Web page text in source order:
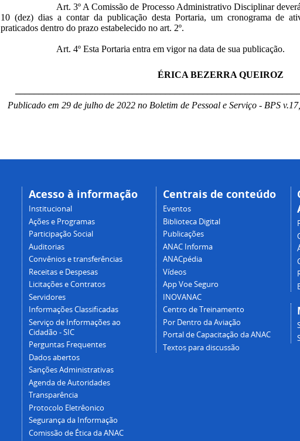
Art. 3º A Comissão de Processo Administrativo Disciplinar
10 (dez) dias a contar da publicação desta Portaria, um cronograma de
praticados dentro do prazo estabelecido no art. 2º.
Art. 4º Esta Portaria entra em vigor na data de sua publicação.
ÉRICA BEZERRA QUEIROZ
Publicado em 29 de julho de 2022 no Boletim de Pessoal e Serviço - BPS
Acesso à informação
Institucional
Ações e Programas
Participação Social
Auditorias
Convênios e transferências
Receitas e Despesas
Licitações e Contratos
Servidores
Informações Classificadas
Serviço de Informações ao
Cidadão - SIC
Perguntas Frequentes
Dados abertos
Sanções Administrativas
Agenda de Autoridades
Transparência
Protocolo Eletrêonico
Segurança da Informação
Comissão de Ética da ANAC
Centrais de conteúdo
Eventos
Biblioteca Digital
Publicações
ANAC Informa
ANACpédia
Vídeos
App Voe Seguro
INOVANAC
Centro de Treinamento
Por Dentro da Aviação
Portal de Capacitação da ANAC
Textos para discussão